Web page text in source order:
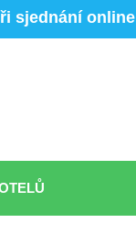
sjednání online